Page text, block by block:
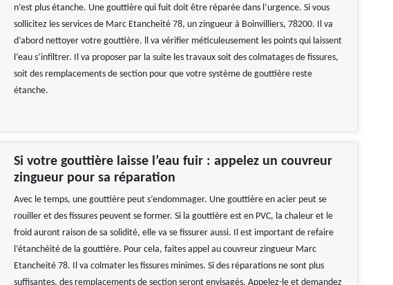
n’est plus étanche. Une gouttière qui fuit doit être réparée dans l’urgence. Si vous
sollicitez les services de Marc Etancheité 78, un zingueur à Boinvilliers, 78200. Il va
d’abord nettoyer votre gouttière. ll va vérifier méticuleusement les points qui laissent
l’eau s’infiltrer. Il va proposer par la suite les travaux soit des colmatages de fissures,
soit des remplacements de section pour que votre système de gouttière reste
étanche.
Si votre gouttière laisse l’eau fuir : appelez un couvreur
zingueur pour sa réparation
Avec le temps, une gouttière peut s’endommager. Une gouttière en acier peut se
rouiller et des fissures peuvent se former. Si la gouttière est en PVC, la chaleur et le
froid auront raison de sa solidité, elle va se fissurer aussi. Il est important de refaire
l’étanchéité de la gouttière. Pour cela, faites appel au couvreur zingueur Marc
Etancheité 78. Il va colmater les fissures minimes. Si des réparations ne sont plus
suffisantes, des remplacements de section seront envisagés. Appelez-le et demandez